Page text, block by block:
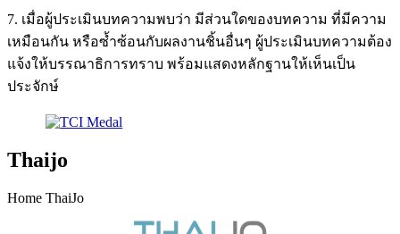
7. เมื่อผู้ประเมินบทความพบว่า มีส่วนใดของบทความ ที่มีความ
เหมือนกัน หรือซ้ำซ้อนกับผลงานชิ้นอื่นๆ ผู้ประเมินบทความต้อง
แจ้งให้บรรณาธิการทราบ พร้อมแสดงหลักฐานให้เห็นเป็น
ประจักษ์
Thaijo
Home ThaiJo